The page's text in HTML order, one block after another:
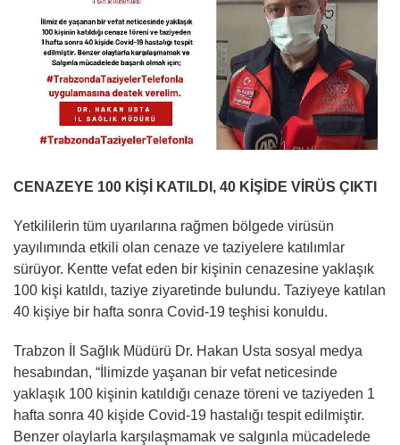
CENAZEYE 100 KİŞİ KATILDI, 40 KİŞİDE VİRÜS ÇIKTI
Yetkililerin tüm uyarılarına rağmen bölgede virüsün
yayılımında etkili olan cenaze ve taziyelere katılımlar
sürüyor. Kentte vefat eden bir kişinin cenazesine yaklaşık
100 kişi katıldı, taziye ziyaretinde bulundu. Taziyeye katılan
40 kişiye bir hafta sonra Covid-19 teşhisi konuldu.
Trabzon İl Sağlık Müdürü Dr. Hakan Usta sosyal medya
hesabından, “İlimizde yaşanan bir vefat neticesinde
yaklaşık 100 kişinin katıldığı cenaze töreni ve taziyeden 1
hafta sonra 40 kişide Covid-19 hastalığı tespit edilmiştir.
Benzer olaylarla karşılaşmamak ve salgınla mücadelede